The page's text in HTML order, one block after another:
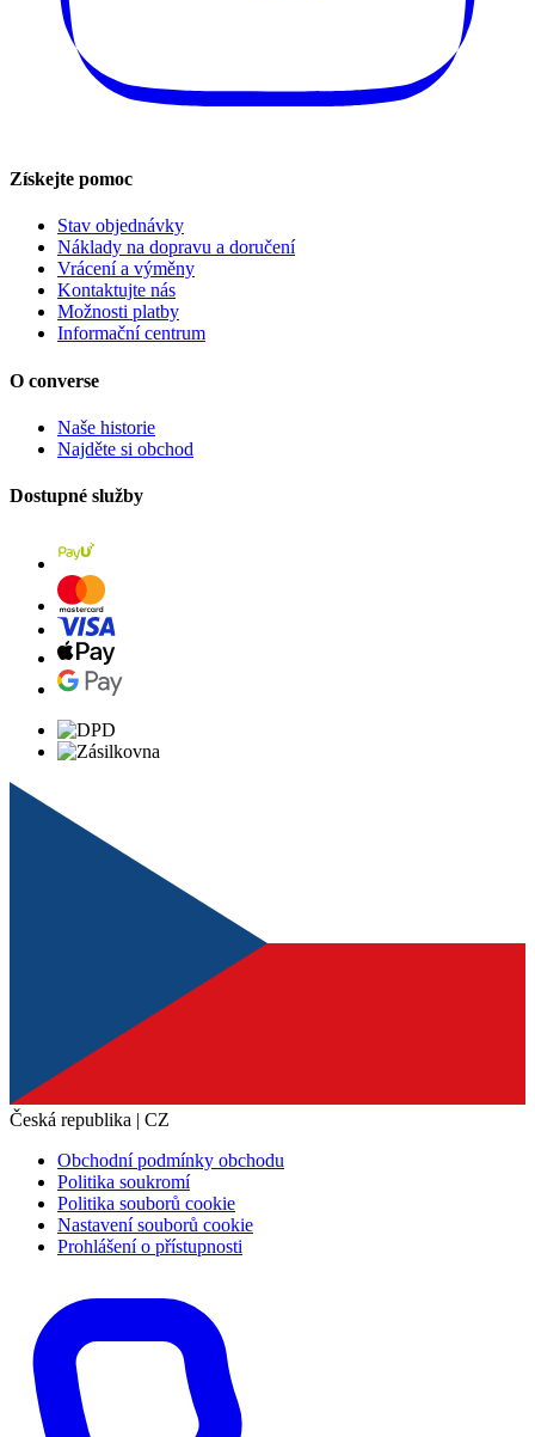
Získejte pomoc
Stav objednávky
Náklady na dopravu a doručení
Vrácení a výměny
Kontaktujte nás
Možnosti platby
Informační centrum
O converse
Naše historie
Najděte si obchod
Dostupné služby
Česká republika | CZ
Obchodní podmínky obchodu
Politika soukromí
Politika souborů cookie
Nastavení souborů cookie
Prohlášení o přístupnosti